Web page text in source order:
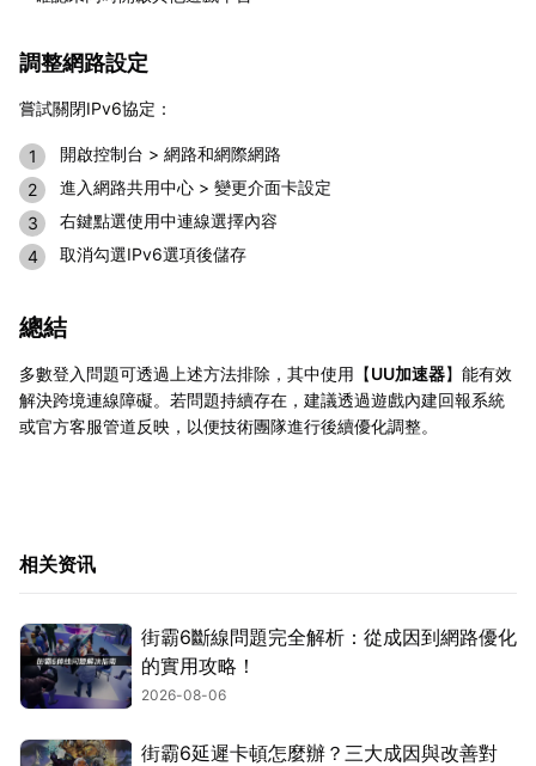
調整網路設定
嘗試關閉IPv6協定：
開啟控制台 > 網路和網際網路
進入網路共用中心 > 變更介面卡設定
右鍵點選使用中連線選擇內容
取消勾選IPv6選項後儲存
總結
多數登入問題可透過上述方法排除，其中使用【UU加速器】能有效
解決跨境連線障礙。若問題持續存在，建議透過遊戲內建回報系統
或官方客服管道反映，以便技術團隊進行後續優化調整。
相关资讯
街霸6斷線問題完全解析：從成因到網路優化
的實用攻略！
2026-08-06
街霸6延遲卡頓怎麼辦？三大成因與改善對